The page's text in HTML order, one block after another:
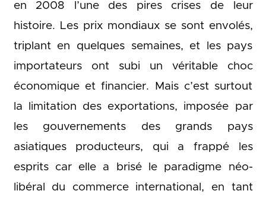
en 2008 l’une des pires crises de leur
histoire. Les prix mondiaux se sont envolés,
triplant en quelques semaines, et les pays
importateurs ont subi un véritable choc
économique et financier. Mais c’est surtout
la limitation des exportations, imposée par
les gouvernements des grands pays
asiatiques producteurs, qui a frappé les
esprits car elle a brisé le paradigme néo-
libéral du commerce international, en tant